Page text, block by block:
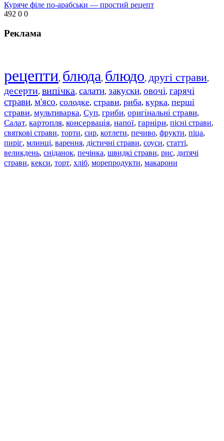
Куряче філе по-арабськи — простий рецепт
492 0 0
Реклама
рецепти, блюда, блюдо, другі страви,
десерти, випічка, салати, закуски, овочі, гарячі
страви, м'ясо, солодке, страви, риба, курка, перші
страви, мультиварка, Суп, гриби, оригінальні страви,
Салат, картопля, консервація, напої, гарніри, пісні страви,
святкові страви, торти, сир, котлети, печиво, фрукти, піца,
пиріг, млинці, варення, дієтичні страви, соуси, статті,
великдень, сніданок, печінка, швидкі страви, рис, дитячі
страви, кекси, торт, хліб, морепродукти, макарони